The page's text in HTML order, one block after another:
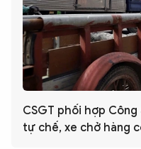
CSGT phối hợp
tự chế, xe chở hàng